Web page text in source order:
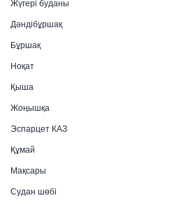
Жүгері буданы
Дәндібұршақ
Бұршақ
Ноқат
Қыша
Жоңышқа
Эспарцет КАЗ
Құмай
Мақсары
Судан шөбі